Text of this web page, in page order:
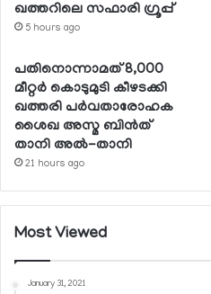
ഖത്തറിലെ സഫാരി ഗ്രൂപ്പ്
5 hours ago
പതിനൊന്നാമത് 8,000
മീറ്റര്‍ കൊടുമുടി കീഴടക്കി
ഖത്തരി പര്‍വതാരോഹക
ശൈഖ അസ്മ ബിന്‍ത്
താനി അല്‍-താനി
21 hours ago
Most Viewed
January 31, 2021